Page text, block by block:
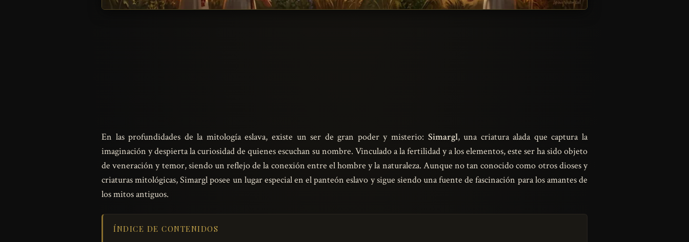
En las profundidades de la mitología eslava, existe un ser de gran poder y misterio: Simargl, una criatura alada que captura la
imaginación y despierta la curiosidad de quienes escuchan su nombre. Vinculado a la fertilidad y a los elementos, este ser ha sido objeto
de veneración y temor, siendo un reflejo de la conexión entre el hombre y la naturaleza. Aunque no tan conocido como otros dioses y
criaturas mitológicas, Simargl posee un lugar especial en el panteón eslavo y sigue siendo una fuente de fascinación para los amantes de
los mitos antiguos.
ÍNDICE DE CONTENIDOS